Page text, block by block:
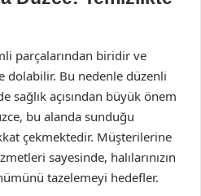
parçalarından biridir ve
dolabilir. Bu nedenle düzenli
sağlık açısından büyük önem
bu alanda sunduğu
çekmektedir. Müşterilerine
sayesinde, halılarınızın
tazelemeyi hedefler.